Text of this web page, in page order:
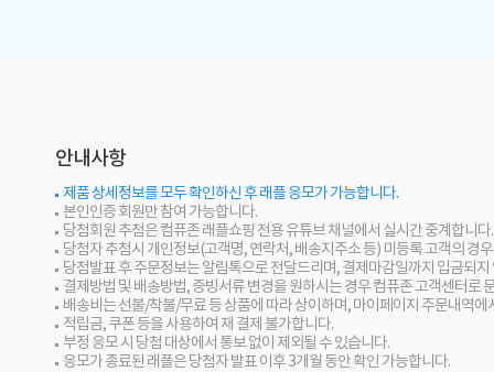
안내사항
제품 상세정보를 모두 확인하신 후 래플 응모가 가능합니다.
본인인증 회원만 참여 가능합니다.
당첨회원 추첨은 컴퓨존 래플쇼핑 전용 유튜브 채널에서 실시간 중계합니다.
당첨자 추첨시 개인정보(고객명, 연락처, 배송지주소 등) 미등록 고객의 경
당첨발표 후 주문정보는 알림톡으로 전달드리며, 결제마감일까지 입금되
결제방법 및 배송방법, 증빙서류 변경을 원하시는 경우 컴퓨존 고객센터로
배송비는 선불/착불/무료 등 상품에 따라 상이하며, 마이페이지 주문내역에
적립금, 쿠폰 등을 사용하여 재 결제 불가합니다.
부정 응모 시 당첨 대상에서 통보 없이 제외될 수 있습니다.
응모가 종료된 래플은 당첨자 발표 이후 3개월 동안 확인 가능합니다.